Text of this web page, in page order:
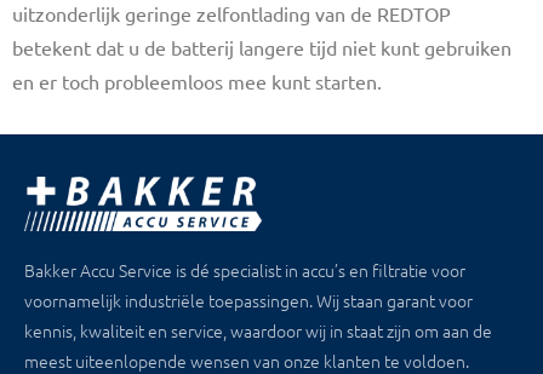
uitzonderlijk geringe zelfontlading van de REDTOP
betekent dat u de batterij langere tijd niet kunt gebruiken
en er toch probleemloos mee kunt starten.
Bakker Accu Service is dé specialist in accu’s en filtratie voor
voornamelijk industriële toepassingen. Wij staan garant voor
kennis, kwaliteit en service, waardoor wij in staat zijn om aan de
meest uiteenlopende wensen van onze klanten te voldoen.